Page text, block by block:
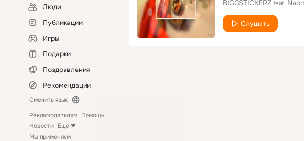
Люди
Публикации
Игры
Подарки
Поздравления
Рекомендации
Сменить язык
Рекламодателям Помощь
Новости Ещё
Мы применяем
BIGGSTICKERZ feat.
Слушать